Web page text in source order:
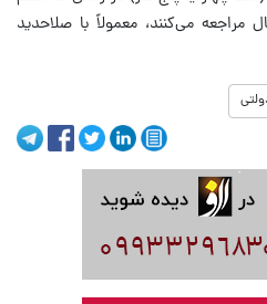
می‌کنند، معمولاً با صلاحدید